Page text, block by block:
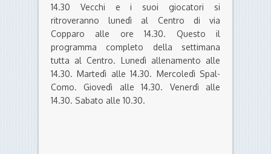
14.30 Vecchi e i suoi giocatori si
ritroveranno lunedì al Centro di via
Copparo alle ore 14.30. Questo il
programma completo della settimana
tutta al Centro. Lunedì allenamento alle
14.30. Martedì alle 14.30. Mercoledì Spal-
Como. Giovedì alle 14.30. Venerdì alle
14.30. Sabato alle 10.30.